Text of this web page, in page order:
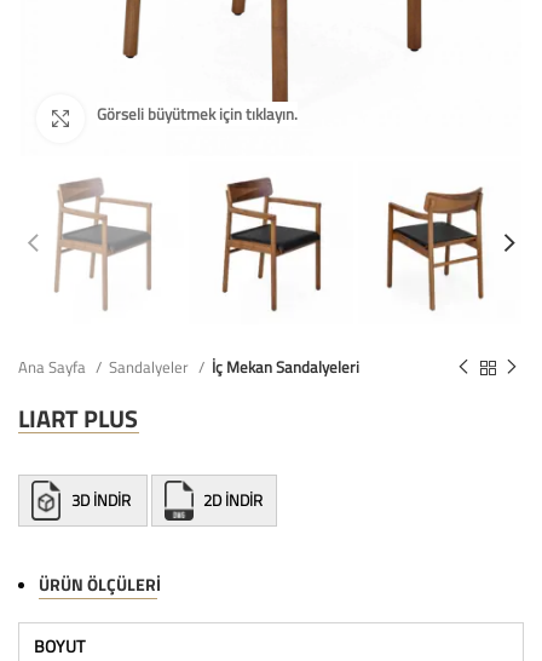
Ana Sayfa Sandalyeler İç Mekan Sandalyeleri
LIART PLUS
3D İNDİR 2D İNDİR
ÜRÜN ÖLÇÜLERI
BOYUT